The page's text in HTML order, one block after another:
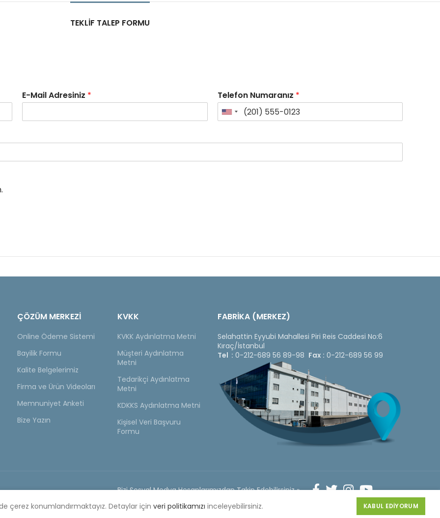
TEKLIF TALEP FORMU
E-Mail Adresiniz * Telefon Numaranız *
ÇÖZÜM MERKEZİ
Online Ödeme Sistemi
Bayilik Formu
Kalite Belgelerimiz
Firma ve Ürün Videoları
Memnuniyet Anketi
Bize Yazın
KVKK
KVKK Aydınlatma Metni
Müşteri Aydınlatma
Metni
Tedarikçi Aydınlatma
Metni
KDKKS Aydınlatma Metni
Kişisel Veri Başvuru
Formu
FABRİKA (MERKEZ)
Selahattin Eyyubi Mahallesi Piri Reis Caddesi No:6
Kıraç/İstanbul
Tel : 0-212-689 56 89-98 Fax : 0-212-689 56 99
Bizi Sosyal Medya Hesaplarımızdan Takip Edebilirsiniz »
Web
Design
by 3F Yazılım
çerez konumlandırmaktayız. Detaylar için veri politikamızı inceleyebilirsiniz. KABUL EDIYORUM